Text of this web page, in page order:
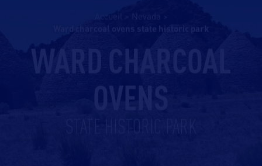
ward charcoal ovens state historic park
WARD CHARCOAL
OVENS